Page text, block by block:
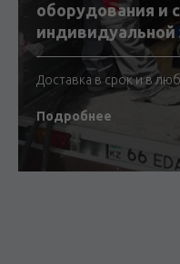
оборудования и
Доставка в срок и в
Подробнее